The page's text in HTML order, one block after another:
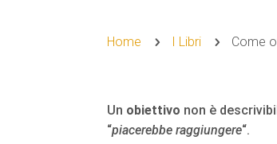
Home 5 I Libri 5 Come
Un obiettivo non è
“piacerebbe raggiungere“.